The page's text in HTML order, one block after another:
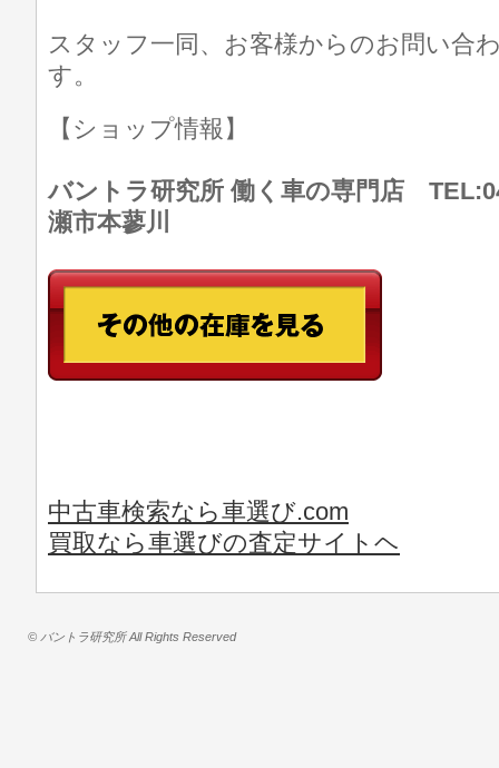
スタッフ一同、お客様からのお問い合
す。
【ショップ情報】
バントラ研究所 働く車の専門店
瀬市本蓼川
中古車検索なら車選び.com
買取なら車選びの査定サイトヘ
© バントラ研究所 All Rights Reserved